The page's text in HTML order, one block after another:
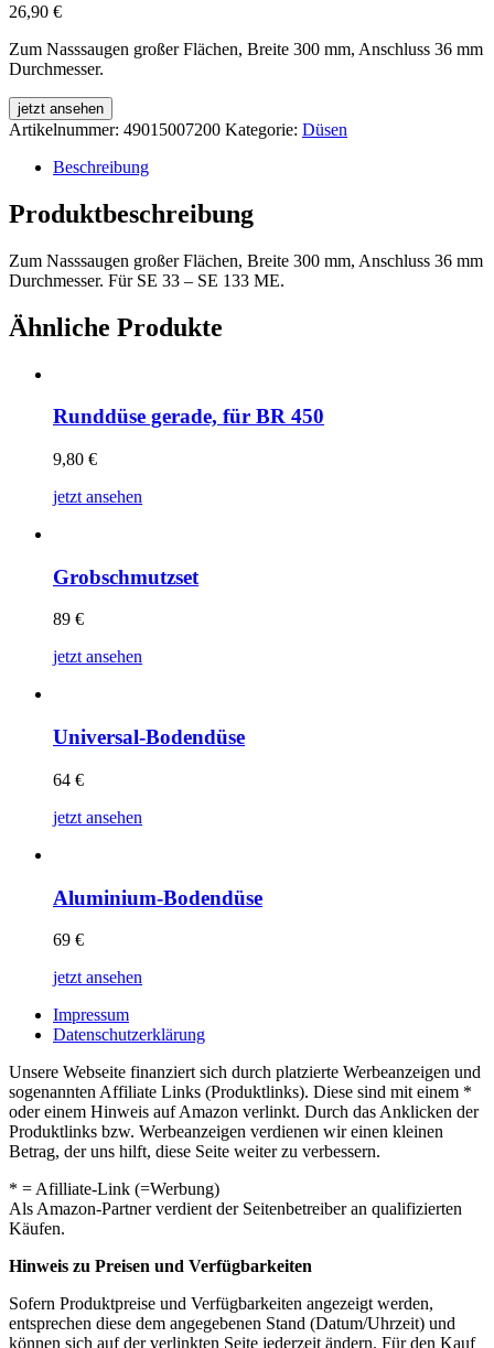
26,90 €
Zum Nasssaugen großer Flächen, Breite 300 mm, Anschluss 36 mm
Durchmesser.
jetzt ansehen
Artikelnummer: 49015007200 Kategorie: Düsen
Beschreibung
Produktbeschreibung
Zum Nasssaugen großer Flächen, Breite 300 mm, Anschluss 36 mm
Durchmesser. Für SE 33 – SE 133 ME.
Ähnliche Produkte
Runddüse gerade, für BR 450
9,80 €
jetzt ansehen
Grobschmutzset
89 €
jetzt ansehen
Universal-Bodendüse
64 €
jetzt ansehen
Aluminium-Bodendüse
69 €
jetzt ansehen
Impressum
Datenschutzerklärung
Unsere Webseite finanziert sich durch platzierte Werbeanzeigen und
sogenannten Affiliate Links (Produktlinks). Diese sind mit einem *
oder einem Hinweis auf Amazon verlinkt. Durch das Anklicken der
Produktlinks bzw. Werbeanzeigen verdienen wir einen kleinen
Betrag, der uns hilft, diese Seite weiter zu verbessern.
* = Afilliate-Link (=Werbung)
Als Amazon-Partner verdient der Seitenbetreiber an qualifizierten
Käufen.
Hinweis zu Preisen und Verfügbarkeiten
Sofern Produktpreise und Verfügbarkeiten angezeigt werden,
entsprechen diese dem angegebenen Stand (Datum/Uhrzeit) und
können sich auf der verlinkten Seite jederzeit ändern. Für den Kauf